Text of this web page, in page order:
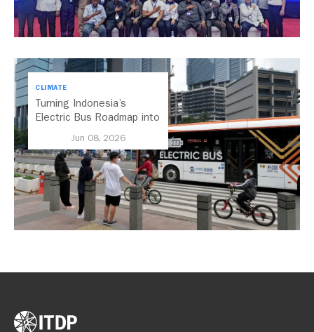
CLIMATE
Turning Indonesia’s
Electric Bus Roadmap into
Jun 08, 2026